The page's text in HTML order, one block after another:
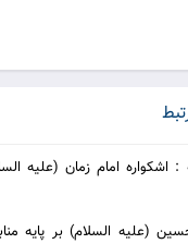
: اشکواره امام زمان (علیه
(علیه السلام) بر پايه